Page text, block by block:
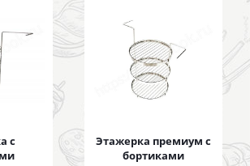
с
Этажерка премиум с
бортиками